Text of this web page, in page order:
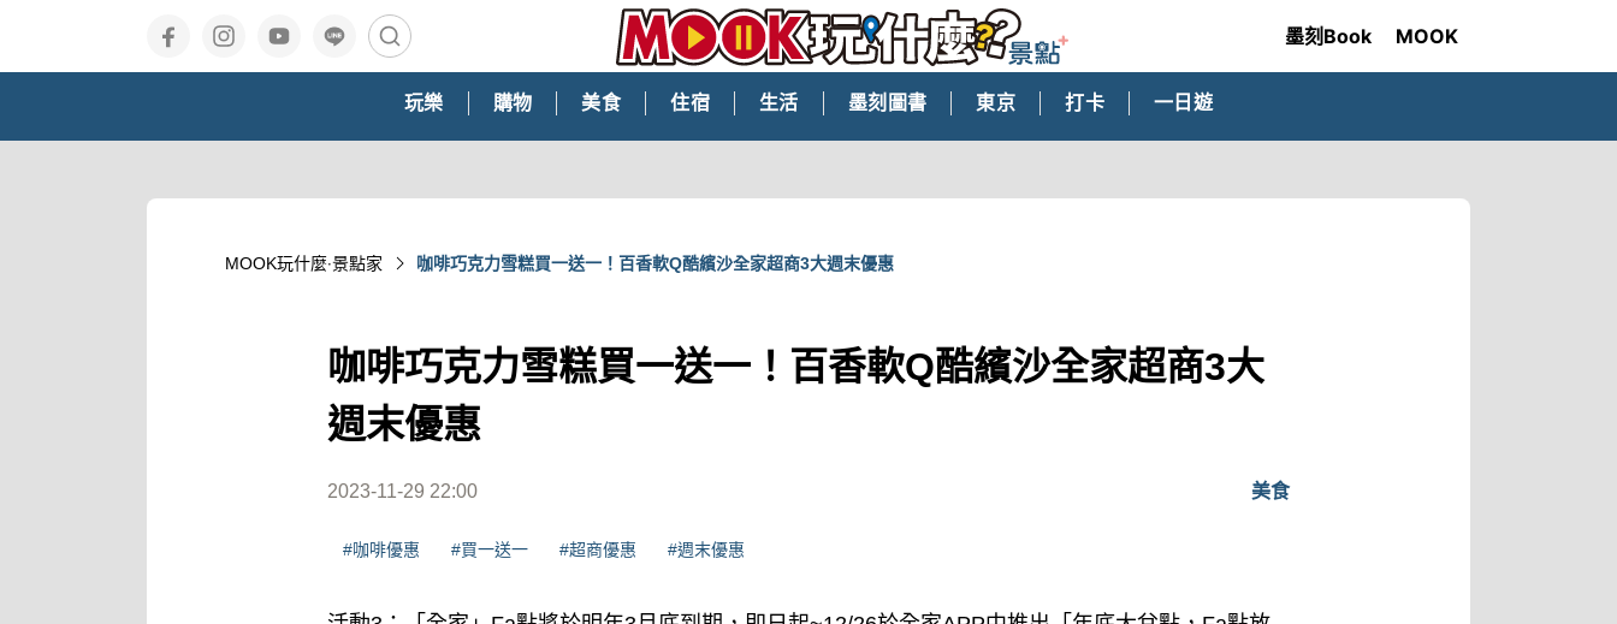
墨刻Book MOOK
玩樂 購物 美食 住宿 生活 墨刻圖書 東京 打卡 一日遊
MOOK玩什麼‧景點家 咖啡巧克力雪糕買一送一！百香軟Q酷繽沙全家超商3大週末優惠
咖啡巧克力雪糕買一送一！百香軟Q酷繽沙全家超商3大
週末優惠
2023-11-29 22:00 美食
#咖啡優惠 #買一送一 #超商優惠 #週末優惠